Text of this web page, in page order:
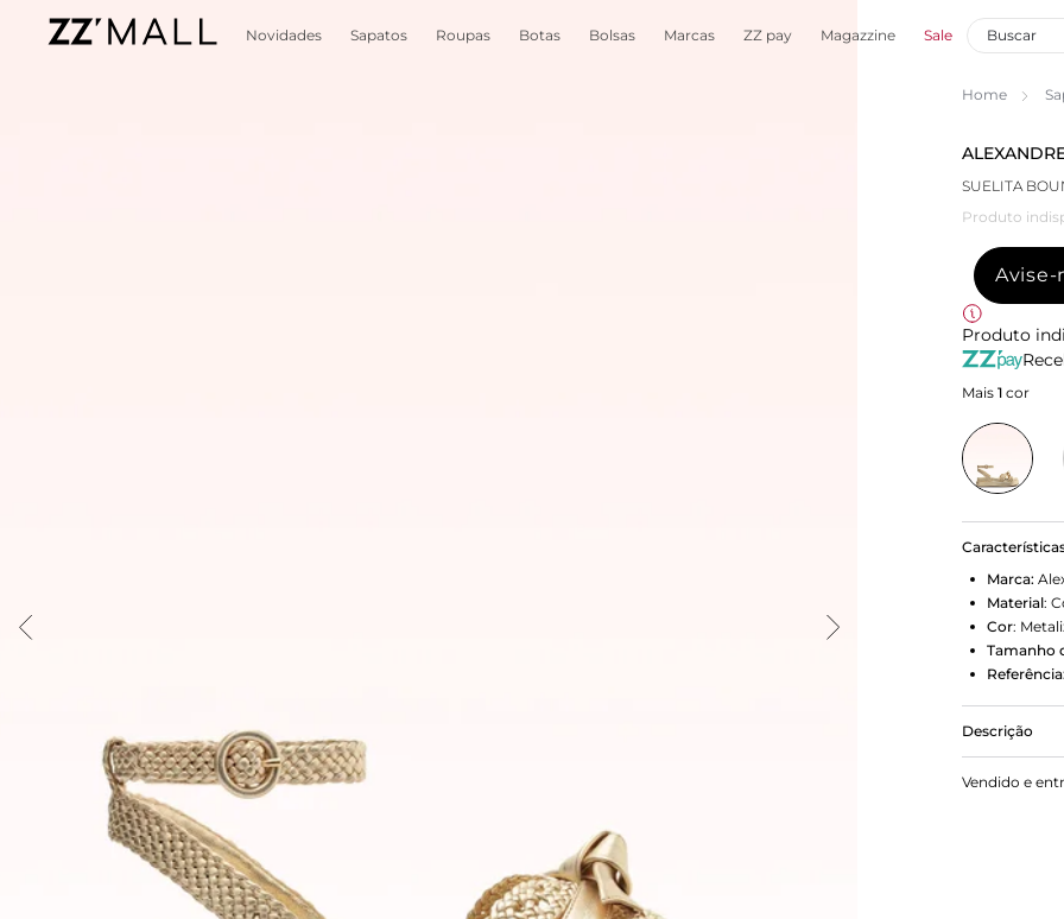
Novidades Sapatos Roupas Botas Bolsas Marcas ZZ pay Magazzine Sale
Home
SUELITA
Produto
Avise-
Produto
Mais 1 cor
Marca:
Material:
Cor:
Tamanho
Referência:
Descrição
O icônico
que criam
Vendido e